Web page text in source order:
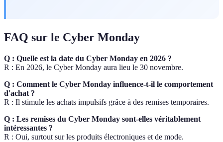
FAQ sur le Cyber Monday
Q : Quelle est la date du Cyber Monday en 2026 ?
R : En 2026, le Cyber Monday aura lieu le 30 novembre.
Q : Comment le Cyber Monday influence-t-il le comportement
d'achat ?
R : Il stimule les achats impulsifs grâce à des remises temporaires.
Q : Les remises du Cyber Monday sont-elles véritablement
intéressantes ?
R : Oui, surtout sur les produits électroniques et de mode.